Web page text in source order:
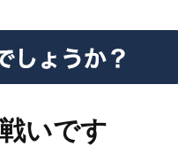
いです